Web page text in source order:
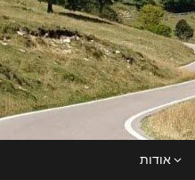
אודות